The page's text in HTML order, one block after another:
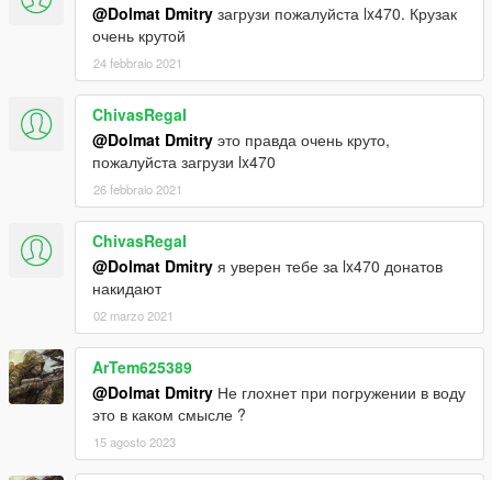
@Dolmat Dmitry загрузи пожалуйста lx470. Крузак
очень крутой
24 febbraio 2021
ChivasRegaI
@Dolmat Dmitry это правда очень круто,
пожалуйста загрузи lx470
26 febbraio 2021
ChivasRegaI
@Dolmat Dmitry я уверен тебе за lx470 донатов
накидают
02 marzo 2021
ArTem625389
@Dolmat Dmitry Не глохнет при погружении в воду
это в каком смысле ?
15 agosto 2023